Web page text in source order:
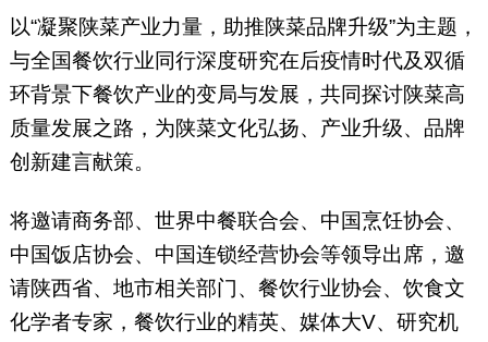
以“凝聚陕菜产业力量，助推陕菜品牌升级”为主题，
与全国餐饮行业同行深度研究在后疫情时代及双循
环背景下餐饮产业的变局与发展，共同探讨陕菜高
质量发展之路，为陕菜文化弘扬、产业升级、品牌
创新建言献策。
将邀请商务部、世界中餐联合会、中国烹饪协会、
中国饭店协会、中国连锁经营协会等领导出席，邀
请陕西省、地市相关部门、餐饮行业协会、饮食文
化学者专家，餐饮行业的精英、媒体大V、研究机